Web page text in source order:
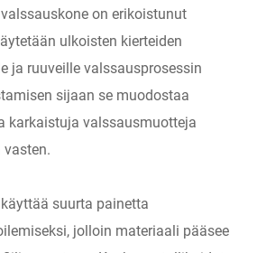
on erikoistunut
ulkoisten kierteiden
ja ruuveille valssausprosessin
sijaan se muodostaa
karkaistuja valssausmuotteja
suurta painetta
jolloin materiaali pääsee